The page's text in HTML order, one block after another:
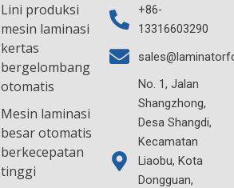
Lini produksi
mesin laminasi
kertas
bergelombang
otomatis
Mesin laminasi
besar otomatis
berkecepatan
tinggi
+86-
13316603290
No. 1, Jalan
Shangzhong,
Desa Shangdi,
Kecamatan
Liaobu, Kota
Dongguan,